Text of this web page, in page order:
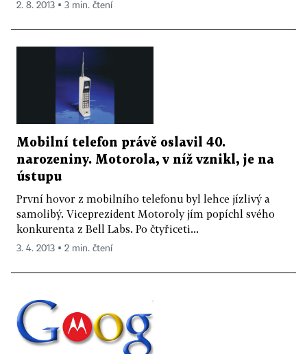
2. 8. 2013 ▪ 3 min. čtení
Mobilní telefon právě oslavil 40.
narozeniny. Motorola, v níž vznikl, je na
ústupu
První hovor z mobilního telefonu byl lehce jízlivý a
samolibý. Viceprezident Motoroly jím popíchl svého
konkurenta z Bell Labs. Po čtyřiceti...
3. 4. 2013 ▪ 2 min. čtení